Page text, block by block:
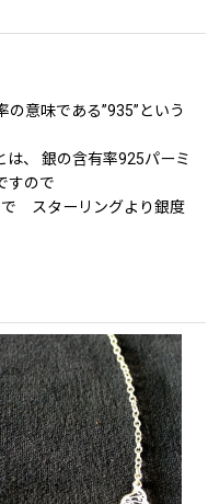
意味である”935”という
、 銀の含有率925パーミ
すので
で スターリングより銀度